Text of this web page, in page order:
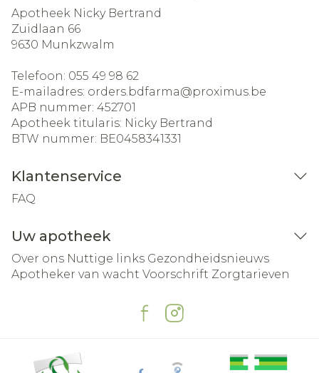
Apotheek Nicky Bertrand
Zuidlaan 66
9630 Munkzwalm
Telefoon: 055 49 98 62
E-mailadres: orders.bdfarma@proximus.be
APB nummer: 452701
Apotheek titularis: Nicky Bertrand
BTW nummer: BE0458341331
Klantenservice
FAQ
Uw apotheek
Over ons Nuttige links Gezondheidsnieuws
Apotheker van wacht Voorschrift Zorgtarieven